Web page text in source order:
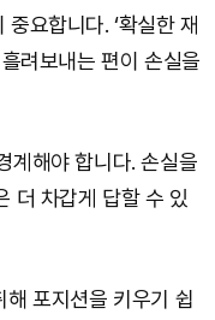
요합니다. ‘확실한 재
려보내는 편이 손실을
계해야 합니다. 손실을
더 차갑게 답할 수 있
포지션을 키우기 쉽